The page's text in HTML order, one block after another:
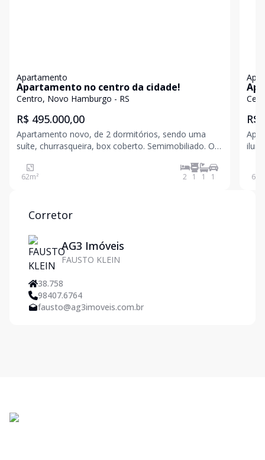
Apartamento
Apartamento no centro da cidade!
Centro, Novo Hamburgo - RS
R$ 495.000,00
Apartamento novo, de 2 dormitórios, sendo uma
suíte, churrasqueira, box coberto. Semimobiliado. O
brinquedoteca, salão de festas, bicicletário e vagas
para visitantes. Agende uma visita! Valores sujeitos a
62m² 2 1 1 1
R$
67
Corretor
AG3 Imóveis
FAUSTO KLEIN
38.758
98407.6764
fausto@ag3imoveis.com.br